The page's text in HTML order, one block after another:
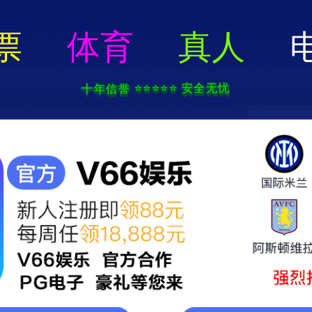
关于我们 服务项目 技术支持 轮毂电镀加工中心 新闻中心 联